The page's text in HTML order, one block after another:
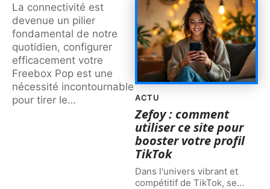
La connectivité est
devenue un pilier
fondamental de notre
quotidien, configurer
efficacement votre
Freebox Pop est une
nécessité incontournable
pour tirer le… ACTU
Zefoy : comment
utiliser ce site pour
booster votre profil
TikTok
Dans l'univers vibrant et
compétitif de TikTok, se…